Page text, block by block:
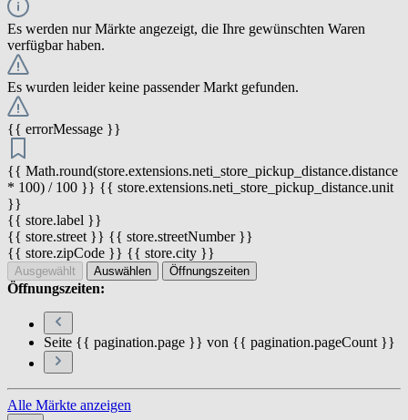
Es werden nur Märkte angezeigt, die Ihre gewünschten Waren
verfügbar haben.
Es wurden leider keine passender Markt gefunden.
{{ errorMessage }}
{{ Math.round(store.extensions.neti_store_pickup_distance.distance
* 100) / 100 }} {{ store.extensions.neti_store_pickup_distance.unit
}}
{{ store.label }}
{{ store.street }} {{ store.streetNumber }}
{{ store.zipCode }} {{ store.city }}
Ausgewählt Auswählen Öffnungszeiten
Öffnungszeiten:
Seite {{ pagination.page }} von {{ pagination.pageCount }}
Alle Märkte anzeigen